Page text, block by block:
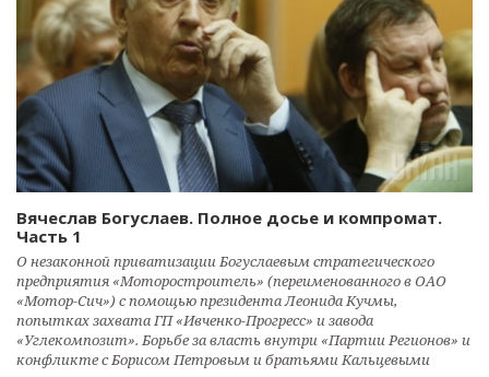
Вячеслав Богуслаев. Полное досье и компромат.
Часть 1
О незаконной приватизации Богуслаевым стратегического
предприятия «Моторостроитель» (переименованного в ОАО
«Мотор-Сич») с помощью президента Леонида Кучмы,
попытках захвата ГП «Ивченко-Прогресс» и завода
«Углекомпозит». Борьбе за власть внутри «Партии Регионов» и
конфликте с Борисом Петровым и братьями Кальцевыми